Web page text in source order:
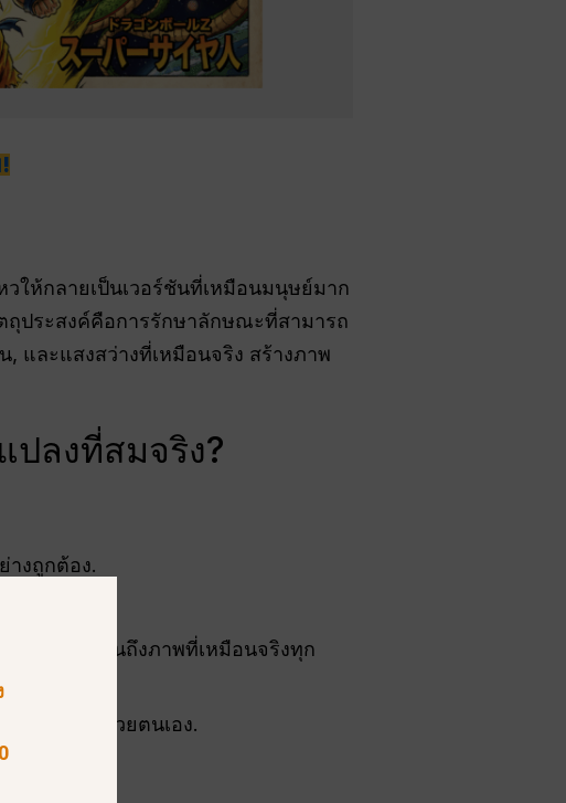
ให้กลายเป็นเวอร์ชันที่เหมือนมนุษย์มาก
ถุประสงค์คือการรักษาลักษณะที่สามารถ
และแสงสว่างที่เหมือนจริง สร้างภาพ
ปลงที่สมจริง?
งถูกต้อง.
ย.
มีสไตล์ ไปจนถึงภาพที่เหมือนจริงทุก
หรือแก้ไขด้วยตนเอง.